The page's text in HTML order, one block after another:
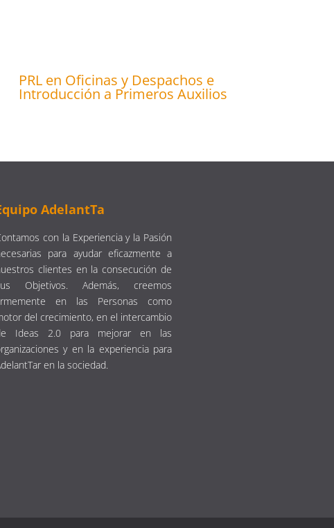
PRL en Oficinas y Despachos e
Introducción a Primeros Auxilios
AdelantTa
con la Experiencia y la Pasión
para ayudar eficazmente a
clientes en la consecución de
Objetivos. Además, creemos
en las Personas como
del crecimiento, en el intercambio
Ideas 2.0 para mejorar en las
y en la experiencia para
en la sociedad.